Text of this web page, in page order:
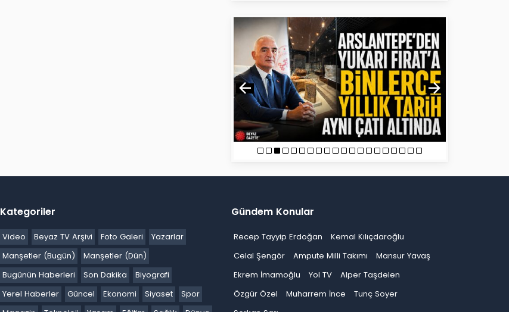
Kategoriler
Video Beyaz TV Arşivi Foto Galeri
Yazarlar
Manşetler (Bugün)
Manşetler (Dün)
Bugünün Haberleri
Son Dakika
Biyografi
Yerel Haberler
Güncel Ekonomi Siyaset
Spor
Gündem Konular
Recep Tayyip Erdoğan
Kemal Kılıçdaroğlu
Celal Şengör
Ampute Milli Takımı
Mansur Yavaş
Ekrem İmamoğlu
Yol TV
Alper Taşdelen
Özgür Özel
Muharrem İnce
Tunç Soyer